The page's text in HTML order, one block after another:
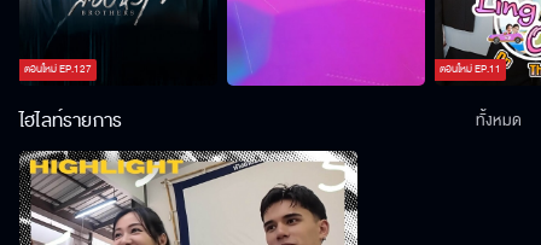
ตอนใหม่EP.127 ตอนใหม่EP.11
ไฮไลท์รายการ ทั้งหมด